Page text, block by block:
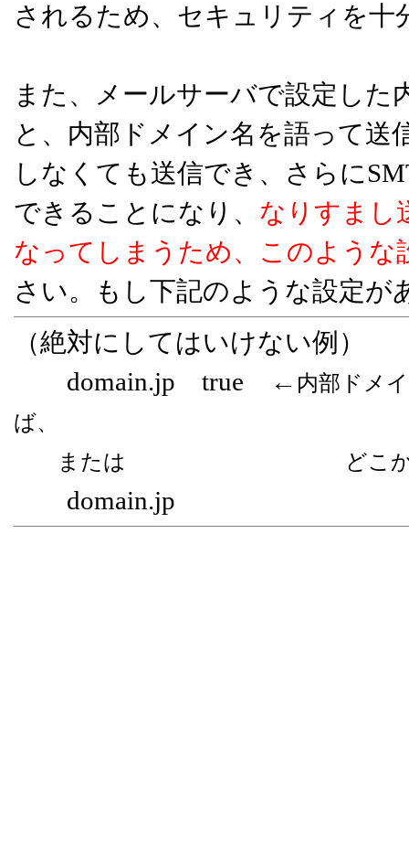
されるため、セキュリティを
また、メールサーバで設定し
と、内部ドメイン名を語って
しなくても送信でき、さらに
できることになり、 なりすまし
なってしまうため、このような
さい。もし下記のような設定が
（絶対にしてはいけない例）
domain.jp true ← 内部ドメ
ば、
または どこからでも無条
domain.jp